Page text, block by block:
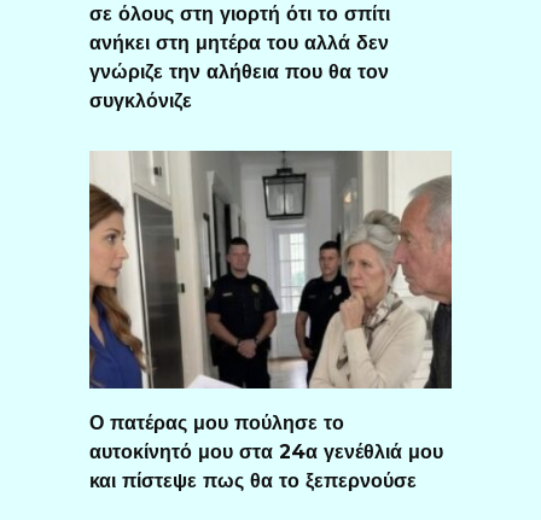
σε όλους στη γιορτή ότι το σπίτι
ανήκει στη μητέρα του αλλά δεν
γνώριζε την αλήθεια που θα τον
συγκλόνιζε
Ο πατέρας μου πούλησε το
αυτοκίνητό μου στα 24α γενέθλιά μου
και πίστεψε πως θα το ξεπερνούσε